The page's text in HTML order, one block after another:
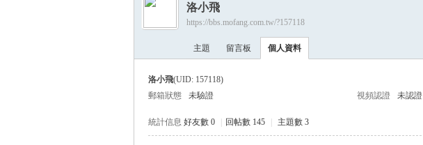
›
洛小飛
https://bbs.mofang.com.tw/?157118
主題 留言板 個人資料
洛小飛(UID: 157118)
郵箱狀態
未驗證 視頻認證 未認證
統計信息 好友數 0 回帖數 145 主題數 3